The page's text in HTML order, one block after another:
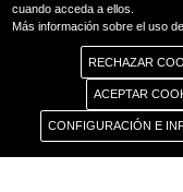
cuando acceda a ellos.
Más información sobre el uso
RECHAZAR
ACEPTAR
CONFIGURACIÓN E